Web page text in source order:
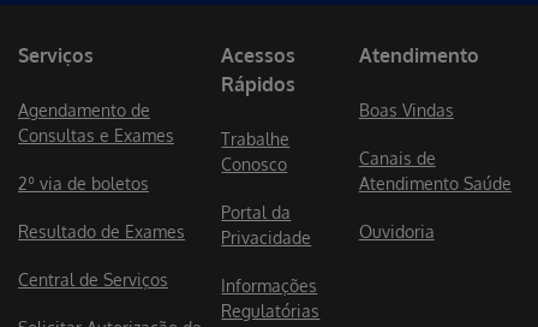
Serviços
Agendamento de
Consultas e Exames
2º via de boletos
Resultado de Exames
Central de Serviços
Acessos
Rápidos
Trabalhe
Conosco
Portal da
Privacidade
Informações
Regulatórias
Atendimento
Boas Vindas
Canais de
Atendimento Saúde
Ouvidoria